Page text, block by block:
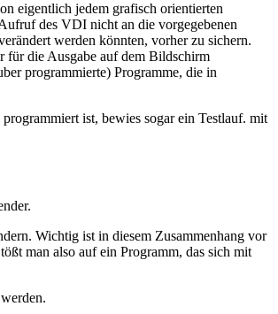
eigentlich jedem grafisch orientierten
des VDI nicht an die vorgegebenen
werden könnten, vorher zu sichern.
für die Ausgabe auf dem Bildschirm
programmierte) Programme, die in
ist, bewies sogar ein Testlauf. mit
Wichtig ist in diesem Zusammenhang vor
man also auf ein Programm, das sich mit